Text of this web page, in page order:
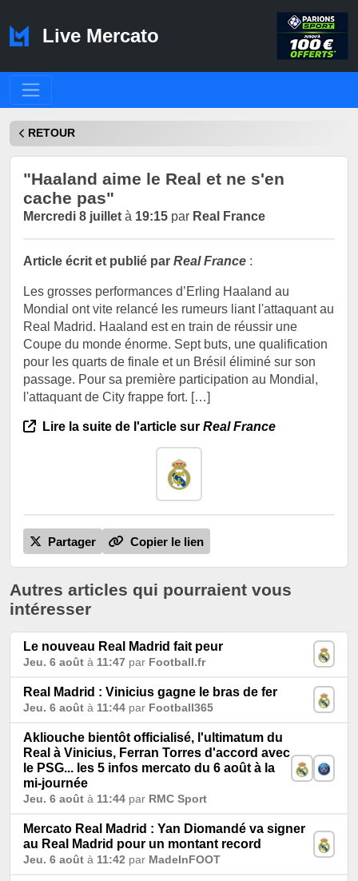
Live Mercato
RETOUR
"Haaland aime le Real et ne s'en
cache pas"
Mercredi 8 juillet à 19:15 par Real France
Article écrit et publié par Real France :
Les grosses performances d’Erling Haaland au
Mondial ont vite relancé les rumeurs liant l'attaquant au
Real Madrid. Haaland est en train de réussir une
Coupe du monde énorme. Sept buts, une qualification
pour les quarts de finale et un Brésil éliminé sur son
passage. Pour sa première participation au Mondial,
l'attaquant de City frappe fort. […]
Lire la suite de l'article sur Real France
Partager Copier le lien
Autres articles qui pourraient vous
intéresser
Le nouveau Real Madrid fait peur
Jeu. 6 août à 11:47 par Football.fr
Real Madrid : Vinicius gagne le bras de fer
Jeu. 6 août à 11:44 par Football365
Akliouche bientôt officialisé, l'ultimatum du
Real à Vinicius, Ferran Torres d'accord avec
le PSG... les 5 infos mercato du 6 août à la
mi-journée
Jeu. 6 août à 11:44 par RMC Sport
Mercato Real Madrid : Yan Diomandé va signer
au Real Madrid pour un montant record
Jeu. 6 août à 11:42 par MadeInFOOT